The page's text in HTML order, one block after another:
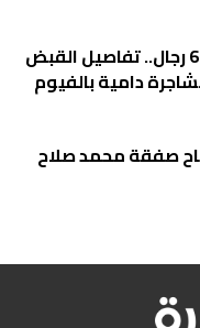
قتلوا سيدة وأصابوا 6 رجال.. تفاصيل القبض
دامية بالفيوم
صفقة محمد صلاح